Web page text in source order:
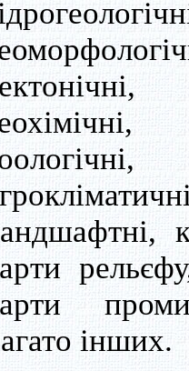
інших.